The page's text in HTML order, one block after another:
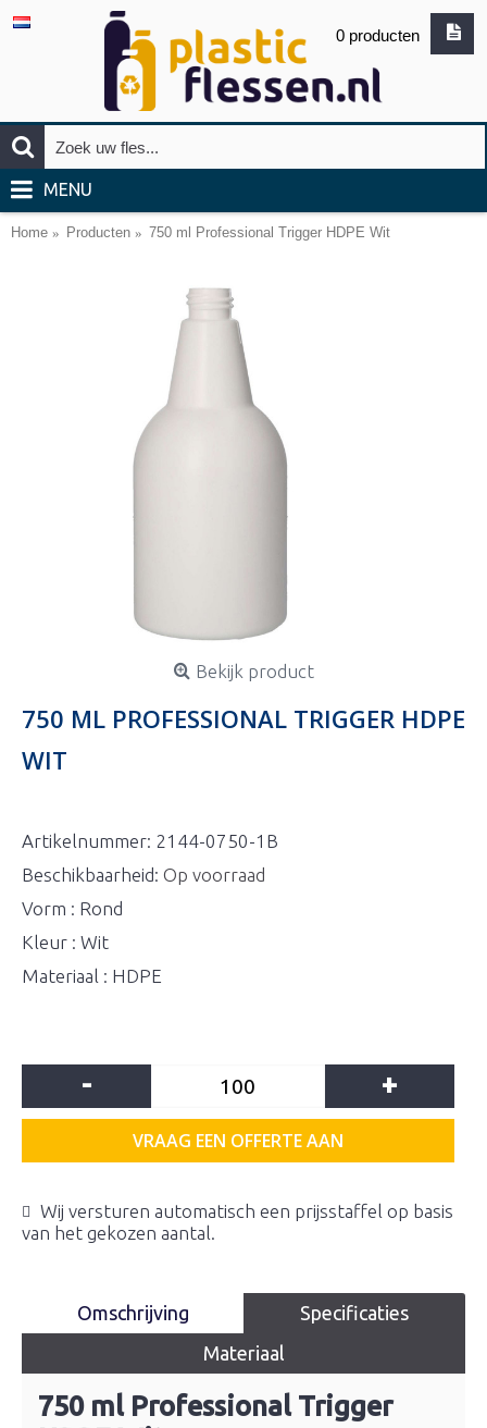
0 producten
MENU
Home Producten 750 ml Professional Trigger HDPE Wit
Bekijk product
750 ML PROFESSIONAL TRIGGER HDPE
WIT
Artikelnummer: 2144-0750-1B
Beschikbaarheid: Op voorraad
Vorm : Rond
Kleur : Wit
Materiaal : HDPE
- +
VRAAG EEN OFFERTE AAN
Wij versturen automatisch een prijsstaffel op basis
van het gekozen aantal.
Omschrijving
Specificaties
Materiaal
750 ml Professional Trigger